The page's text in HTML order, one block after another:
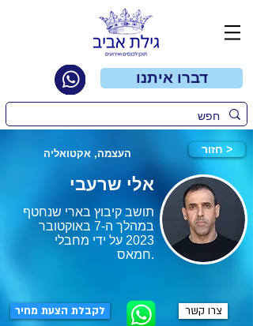
דברו איתנו
העצמה, אקטואליה חזור >
אלי שרעבי
תושב קיבוץ בארי שנחטף
במהלך ה-7 באוקטובר
2023 על ידי מחבלי
חמאס.
צרו קשר לקבלת הצעת מחיר